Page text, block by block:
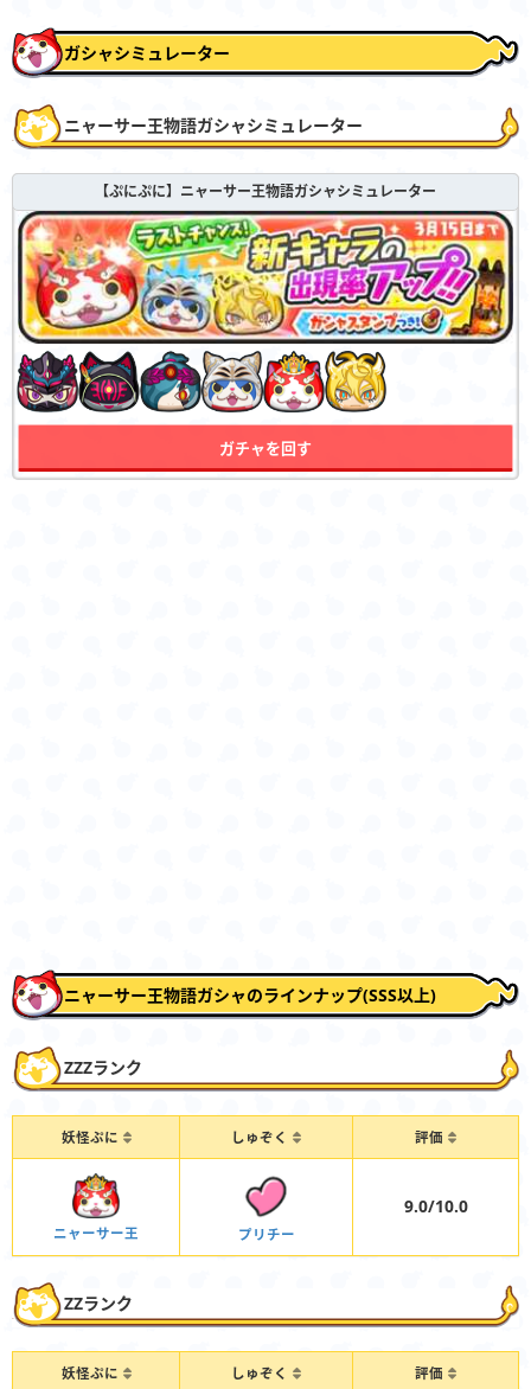
ガシャシミュレーター
ニャーサー王物語ガシャシミュレーター
【ぷにぷに】ニャーサー王物語ガシャシミュレーター
ガチャを回す
ニャーサー王物語ガシャのラインナップ(SSS以上)
ZZZランク
妖怪ぷに しゅぞく 評価
ニャーサー王 プリチー
9.0/10.0
ZZランク
妖怪ぷに しゅぞく 評価